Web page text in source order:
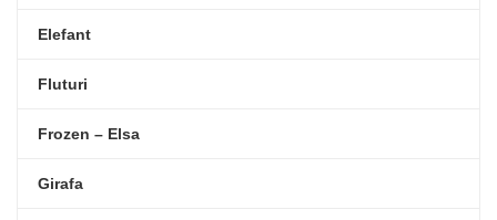
Elefant
Fluturi
Frozen – Elsa
Girafa